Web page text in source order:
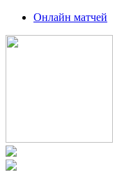
Онлайн матчей